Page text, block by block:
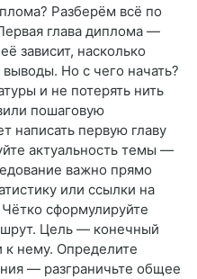
Разберём всё по
глава диплома —
зависит, насколько
Но с чего начать?
и не потерять нить
пошаговую
написать первую главу
актуальность темы —
важно прямо
или ссылки на
сформулируйте
Цель — конечный
к нему. Определите
— разграничьте общее